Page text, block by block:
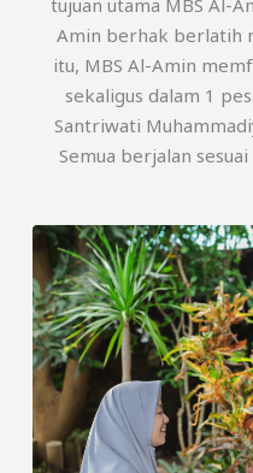
tujuan utama MBS Al-
Amin berhak berlatih
itu, MBS Al-Amin
sekaligus dalam 1
Santriwati
Semua berjalan